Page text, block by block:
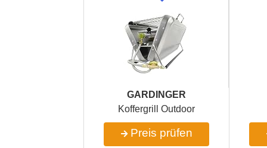
GARDINGER
Koffergrill Outdoor
Preis prüfen